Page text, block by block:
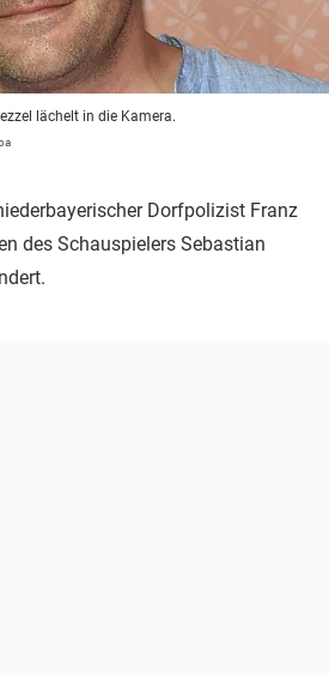
lächelt in die Kamera.
Dorfpolizist Franz
des Schauspielers Sebastian